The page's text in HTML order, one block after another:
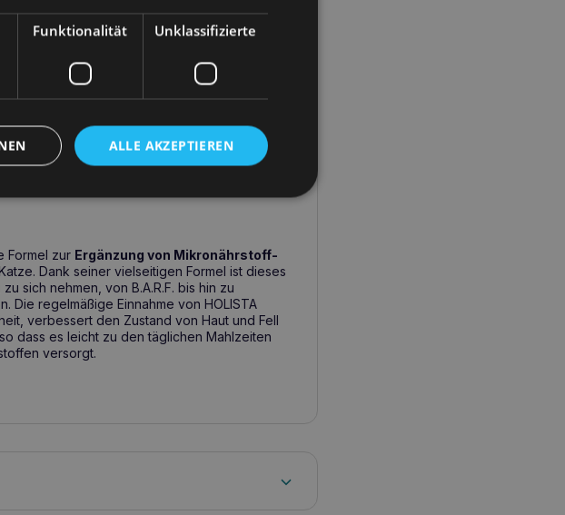
und Krankheiten zu schützen.
90 Tabletten einnehmen?
zu sich nimmt. Diese Formel wird auch für
Unterstützung zur Erhaltung der
ist für alle Altersgruppen geeignet und
Formel zur Ergänzung von Mikronährstoff-
Dank seiner vielseitigen Formel ist dieses
sich nehmen, von B.A.R.F. bis hin zu
Die regelmäßige Einnahme von HOLISTA
verbessert den Zustand von Haut und Fell
dass es leicht zu den täglichen Mahlzeiten
versorgt.
Funktionalität Unklassifizierte
ALLE AKZEPTIEREN